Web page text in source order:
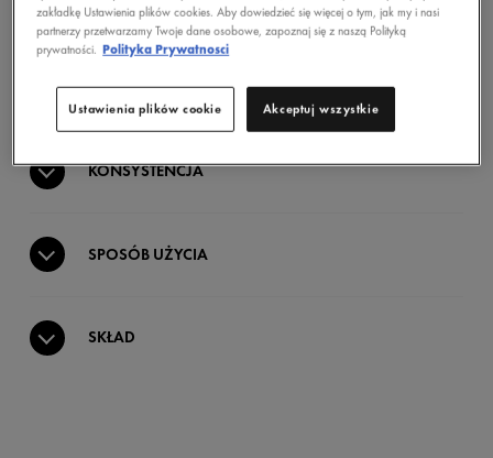
BENEFITY
KONSYSTENCJA
SPOSÓB UŻYCIA
SKŁAD
zakładkę Ustawienia plików cookies. Aby dowiedzieć się więcej o tym, jak my i nasi
partnerzy przetwarzamy Twoje dane osobowe, zapoznaj się z naszą Polityką
prywatności. Polityka Prywatnosci
Ustawienia plików cookie Akceptuj wszystkie